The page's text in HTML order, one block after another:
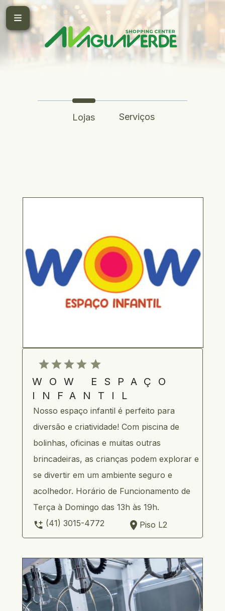
Lojas Serviços
Nosso espaço infantil é perfeito para
diversão e criatividade! Com piscina de
bolinhas, oficinas e muitas outras
brincadeiras, as crianças podem explorar e
se divertir em um ambiente seguro e
acolhedor. Horário de Funcionamento de
Terça à Domingo das 13h às 19h.
(41) 3015-4772
Piso L2
WOW ESPAÇO
INFANTIL